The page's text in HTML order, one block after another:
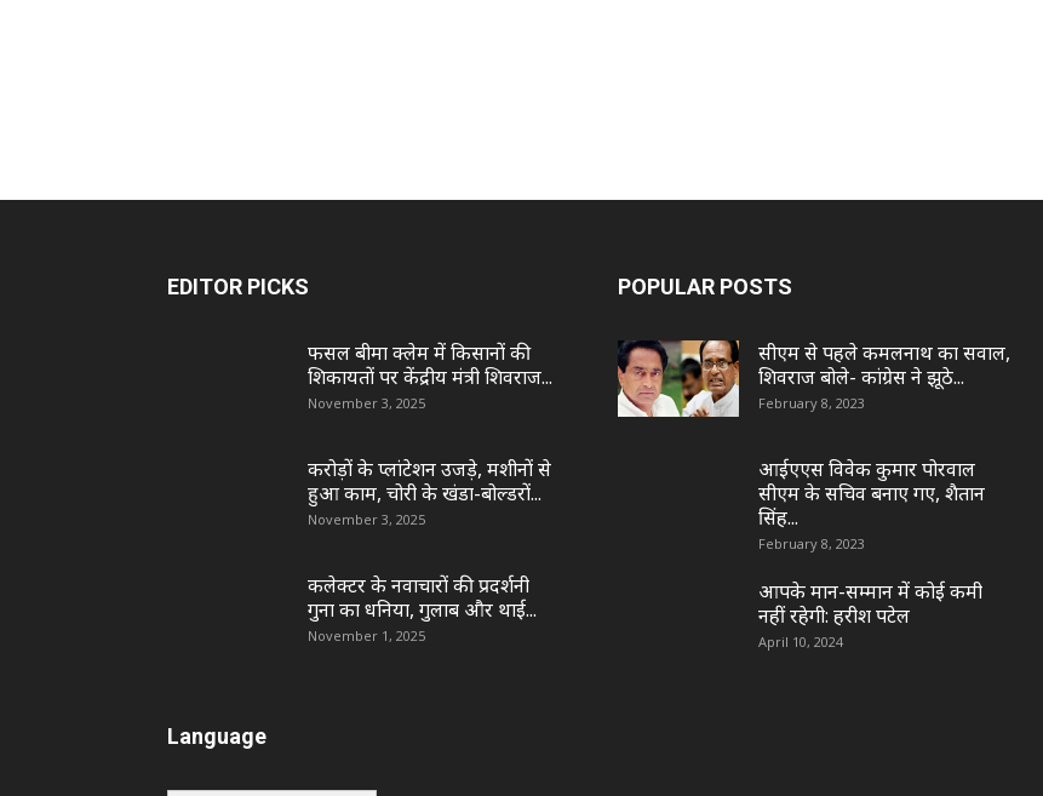
EDITOR PICKS
फसल बीमा क्लेम में किसानों की
शिकायतों पर केंद्रीय मंत्री शिवराज...
November 3, 2025
करोड़ों के प्लांटेशन उजड़े, मशीनों से
हुआ काम, चोरी के खंडा-बोल्डरों...
November 3, 2025
कलेक्टर के नवाचारों की प्रदर्शनी
गुना का धनिया, गुलाब और थाई...
November 1, 2025
Language
POPULAR POSTS
सीएम से पहले कमलनाथ का सवाल,
शिवराज बोले- कांग्रेस ने झूठे...
February 8, 2023
आईएएस विवेक कुमार पोरवाल
सीएम के सचिव बनाए गए, शैतान
सिंह...
February 8, 2023
आपके मान-सम्मान में कोई कमी
नहीं रहेगी: हरीश पटेल
April 10, 2024